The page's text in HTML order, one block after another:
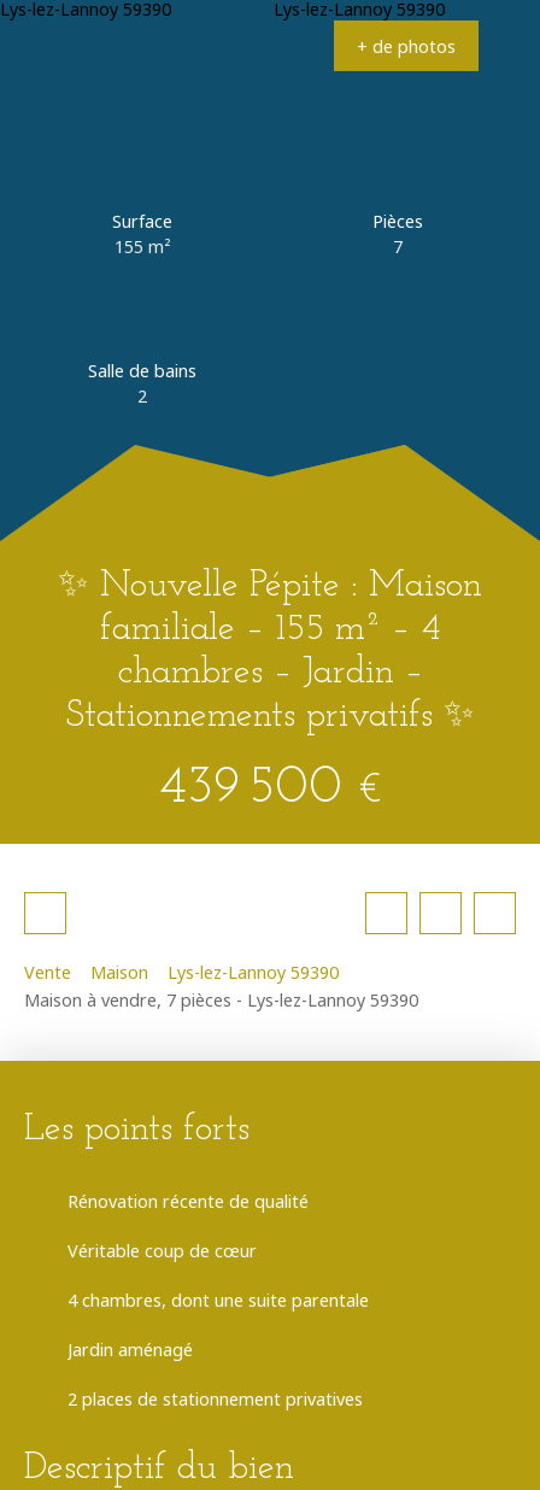
Estimation +33 3 20 89 01 79
+ de photos
Surface
155 m²
Pièces
7
Salle de bains
2
✨ Nouvelle Pépite : Maison
familiale – 155 m² – 4
chambres – Jardin –
Stationnements privatifs ✨
439 500 €
Vente Maison
Lys-lez-Lannoy 59390
Maison à vendre, 7 pièces - Lys-lez-Lannoy 59390
Les points forts
Rénovation récente de qualité
Véritable coup de cœur
4 chambres, dont une suite parentale
Jardin aménagé
2 places de stationnement privatives
Descriptif du bien